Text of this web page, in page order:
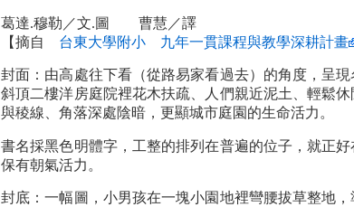
葛達.穆勒／文.圖 曹慧／譯
【摘自 台東大學附小 九年一貫課程與教學深耕計畫
封面：由高處往下看（從路易家看過去）的角度，呈
斜頂二樓洋房庭院裡花木扶疏、人們親近泥土、輕鬆
與稜線、角落深處陰暗，更顯城市庭園的生命活力。
書名採黑色明體字，工整的排列在普遍的位子，就正
保有朝氣活力。
封底：一幅圖，小男孩在一塊小園地裡彎腰拔草整地